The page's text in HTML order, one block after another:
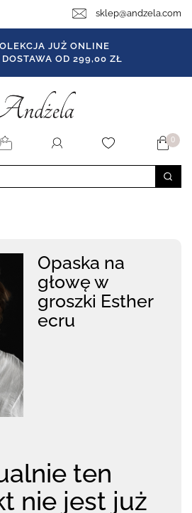
sklep@andzela.com
JUŻ ONLINE
DOSTAWA OD 299,00 ZŁ
0
Opaska na
głowę w
groszki Esther
ecru
ten
nie jest już